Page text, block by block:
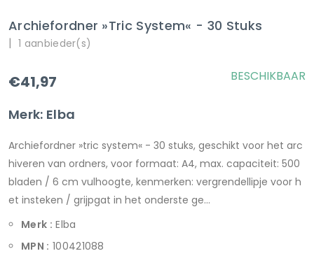
Archiefordner »tric System« - 30 Stuks
| 1 aanbieder(s)
€41,97
Merk: Elba
BESCHIKBAAR
Archiefordner »tric system« - 30 stuks, geschikt voor het arc
hiveren van ordners, voor formaat: A4, max. capaciteit: 500
bladen / 6 cm vulhoogte, kenmerken: vergrendellipje voor h
et insteken / grijpgat in het onderste ge...
Merk : Elba
MPN : 100421088